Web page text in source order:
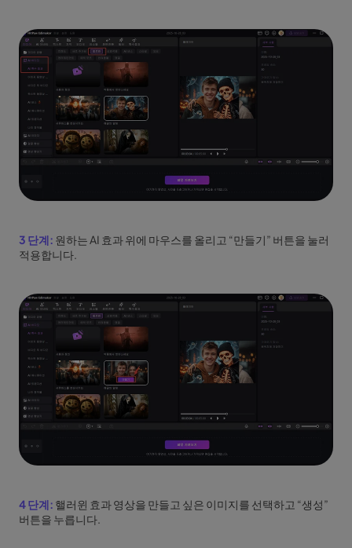
3 단계: 원하는 AI 효과 위에 마우스를 올리고 “만들기” 버튼을 눌러
적용합니다.
4 단계: 핼러윈 효과 영상을 만들고 싶은 이미지를 선택하고 “생성”
버튼을 누릅니다.